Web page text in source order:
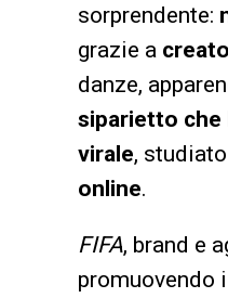
sorprendente:
grazie a
danze,
siparietto che
virale,
online.
FIFA, brand e
promuovendo